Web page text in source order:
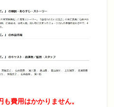
費用はかかりません。